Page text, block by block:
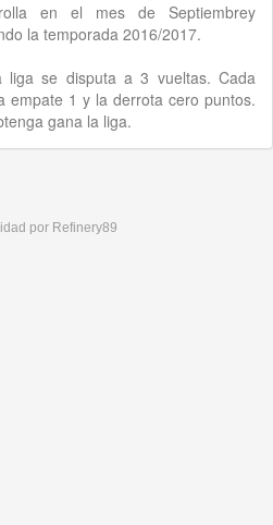
en el mes de Septiembrey
la temporada 2016/2017.
se disputa a 3 vueltas. Cada
empate 1 y la derrota cero puntos.
gana la liga.
por Refinery89